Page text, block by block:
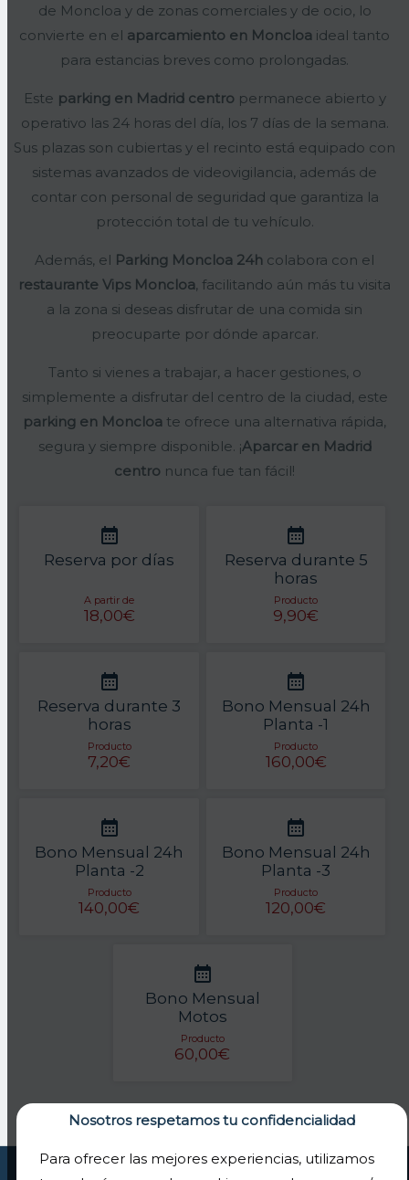
de Moncloa y de zonas comerciales y de ocio, lo
convierte en el aparcamiento en Moncloa ideal tanto
para estancias breves como prolongadas.
Este parking en Madrid centro permanece abierto y
operativo las 24 horas del día, los 7 días de la semana.
Sus plazas son cubiertas y el recinto está equipado con
sistemas avanzados de videovigilancia, además de
contar con personal de seguridad que garantiza la
protección total de tu vehículo.
Además, el Parking Moncloa 24h colabora con el
restaurante Vips Moncloa, facilitando aún más tu visita
a la zona si deseas disfrutar de una comida sin
preocuparte por dónde aparcar.
Tanto si vienes a trabajar, a hacer gestiones, o
simplemente a disfrutar del centro de la ciudad, este
parking en Moncloa te ofrece una alternativa rápida,
segura y siempre disponible. ¡Aparcar en Madrid
centro nunca fue tan fácil!
Reserva por días
A partir de
18,00€
Reserva durante 5
horas
Producto
9,90€
Reserva durante 3
horas
Producto
7,20€
Bono Mensual 24h
Planta -1
Producto
160,00€
Bono Mensual 24h
Planta -2
Producto
140,00€
Bono Mensual 24h
Planta -3
Producto
120,00€
Bono Mensual
Motos
Producto
60,00€
Nosotros respetamos tu confidencialidad
Para ofrecer las mejores experiencias, utilizamos